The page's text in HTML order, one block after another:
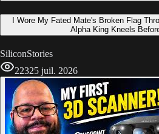
I Wore My Fated Mate's Broken Flag
Alpha King Kneels
SiliconStories
22325 juil. 2026